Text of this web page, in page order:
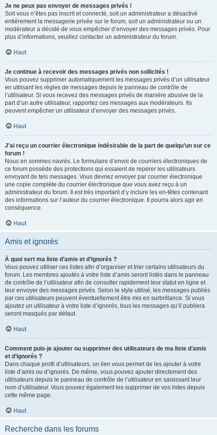
Je ne peux pas envoyer de messages privés !
Soit vous n’êtes pas inscrit et connecté, soit un administrateur a désactivé
entièrement la messagerie privée sur le forum, soit un administrateur ou un
modérateur a décidé de vous empêcher d’envoyer des messages privés. Pour
plus d’informations, veuillez contacter un administrateur du forum.
Haut
Je continue à recevoir des messages privés non sollicités !
Vous pouvez supprimer automatiquement les messages privés d’un utilisateur
en utilisant les règles de messages depuis le panneau de contrôle de
l’utilisateur. Si vous recevez des messages privés de manière abusive de la
part d’un autre utilisateur, rapportez ces messages aux modérateurs. Ils
peuvent empêcher un utilisateur d’envoyer des messages privés.
Haut
J’ai reçu un courrier électronique indésirable de la part de quelqu’un sur ce
forum !
Nous en sommes navrés. Le formulaire d’envoi de courriers électroniques de
ce forum possède des protections qui essaient de repérer les utilisateurs
envoyant de tels messages. Vous devriez envoyer par courrier électronique
une copie complète du courrier électronique que vous avez reçu à un
administrateur du forum. Il est très important d’y inclure les en-têtes contenant
des informations sur l’auteur du courrier électronique. Il pourra alors agir en
conséquence.
Haut
Amis et ignorés
À quoi sert ma liste d’amis et d’ignorés ?
Vous pouvez utiliser ces listes afin d’organiser et trier certains utilisateurs du
forum. Les membres ajoutés à votre liste d’amis seront listés dans le panneau
de contrôle de l’utilisateur afin de consulter rapidement leur statut en ligne et
leur envoyer des messages privés. Selon le style utilisé, les messages publiés
par ces utilisateurs peuvent éventuellement être mis en surbrillance. Si vous
ajoutez un utilisateur à votre liste d’ignorés, tous les messages qu’il publiera
seront masqués par défaut.
Haut
Comment puis-je ajouter ou supprimer des utilisateurs de ma liste d’amis
et d’ignorés ?
Dans chaque profil d’utilisateurs, un lien vous permet de les ajouter à votre
liste d’amis ou d’ignorés. De même, vous pouvez ajouter directement des
utilisateurs depuis le panneau de contrôle de l’utilisateur en saisissant leur
nom d’utilisateur. Vous pouvez également les supprimer de vos listes depuis
cette même page.
Haut
Recherche dans les forums